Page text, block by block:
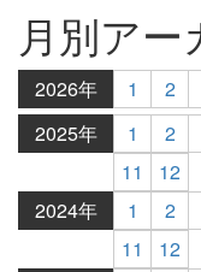
月別アー
2026年 1 2
2025年
1 2
11
12
2024年
1 2
11
12